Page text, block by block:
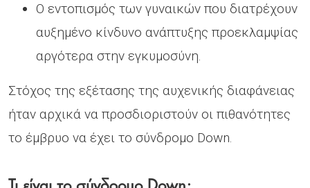
Ο εντοπισμός των γυναικών που διατρέχουν
αυξημένο κίνδυνο ανάπτυξης προεκλαμψίας
αργότερα στην εγκυμοσύνη.
Στόχος της εξέτασης της αυχενικής διαφάνειας
ήταν αρχικά να προσδιοριστούν οι πιθανότητες
το έμβρυο να έχει το σύνδρομο Down.